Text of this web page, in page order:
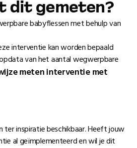
dit gemeten?
babyflessen met behulp van
interventie kan worden bepaald
van het aantal wegwerpbare
meten interventie met
ter inspiratie beschikbaar. Heeft jouw
al geïmplementeerd en wil je dit